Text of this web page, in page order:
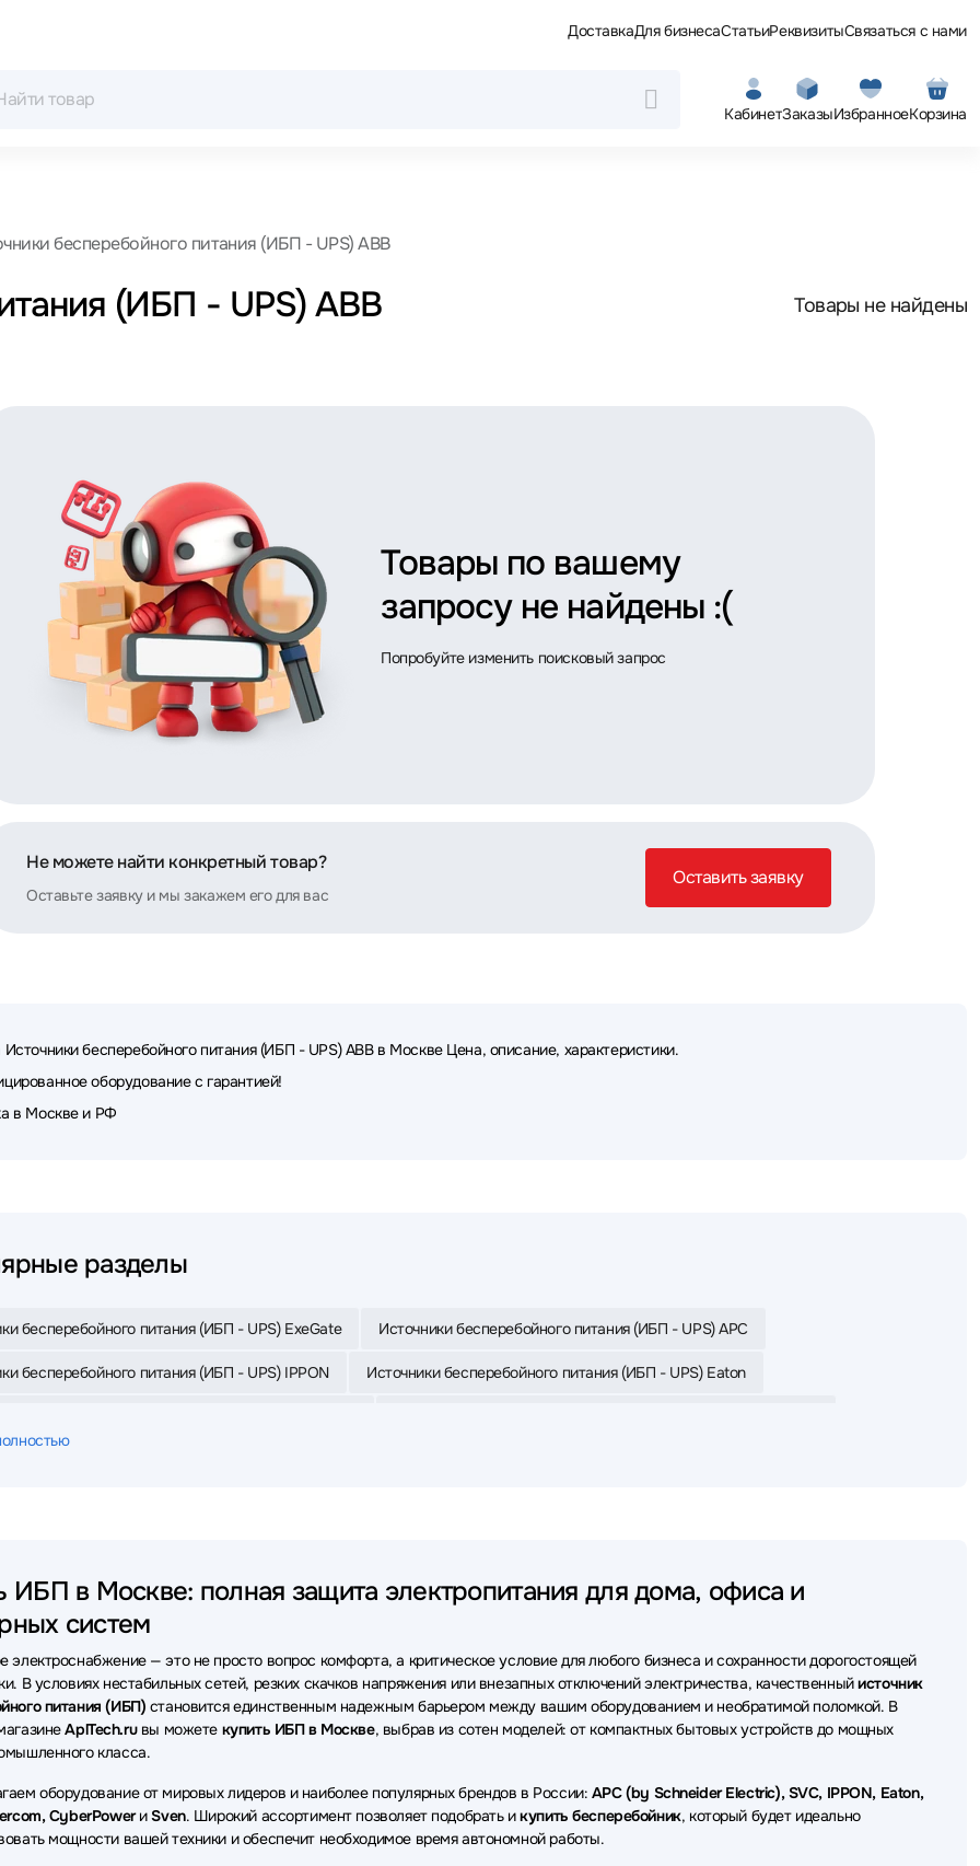
ДоставкаДля бизнесаСтатьиРеквизитыСвязаться с нами
КабинетЗаказыИзбранноеКорзина
бесперебойного питания (ИБП - UPS) ABB
(ИБП - UPS) ABB Товары не найдены
Товары по вашему
запросу не найдены :(
Попробуйте изменить поисковый запрос
Не можете найти конкретный товар?
Оставьте заявку и мы закажем его для вас
Оставить заявку
бесперебойного питания (ИБП - UPS) ABB в Москве Цена, описание, характеристики.
оборудование с гарантией!
в Москве и РФ
разделы
бесперебойного питания (ИБП - UPS) ExeGate Источники бесперебойного питания (ИБП - UPS) APC
бесперебойного питания (ИБП - UPS) IPPON Источники бесперебойного питания (ИБП - UPS) Eaton
бесперебойного питания (ИБП - UPS) Delta Источники бесперебойного питания (ИБП - UPS) Штиль
бесперебойного питания (ИБП - UPS) SNR
бесперебойного питания (ИБП - UPS) SMARTWATT Источники бесперебойного питания (ИБП - UPS) ITK
бесперебойного питания (ИБП - UPS) Vertiv Источники бесперебойного питания (ИБП - UPS) Legrand
бесперебойного питания (ИБП - UPS) MARSRIVA
бесперебойного питания (ИБП - UPS) ELTENA Источники бесперебойного питания (ИБП - UPS) ACD
бесперебойного питания (ИБП - UPS) Astergo Источники бесперебойного питания (ИБП - UPS) Raskat
ИБП в Москве: полная защита электропитания для дома, офиса и
систем
электроснабжение — это не просто вопрос комфорта, а критическое условие для любого бизнеса и сохранности дорогостоящей
В условиях нестабильных сетей, резких скачков напряжения или внезапных отключений электричества, качественныйисточник
питания (ИБП) становится единственным надежным барьером между вашим оборудованием и необратимой поломкой. В
AplTech.ruвы можете купить ИБП в Москве, выбрав из сотен моделей: от компактных бытовых устройств до мощных
класса.
оборудование от мировых лидеров и наиболее популярных брендов в России: APC (by Schneider Electric), SVC, IPPON, Eaton,
CyberPowerиSven. Широкий ассортимент позволяет подобрать икупить бесперебойник, который будет идеально
мощности вашей техники и обеспечит необходимое время автономной работы.